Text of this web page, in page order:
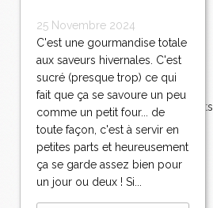
25 Novembre 2024
C'est une gourmandise totale
aux saveurs hivernales. C'est
sucré (presque trop) ce qui
fait que ça se savoure un peu
comme un petit four... de
toute façon, c'est à servir en
petites parts et heureusement
ça se garde assez bien pour
un jour ou deux ! Si...
Épices
Fruits
Soupe
Fêtes
Poisson
Accompagnements
Champignons
Pâtes
Tomates
Balade